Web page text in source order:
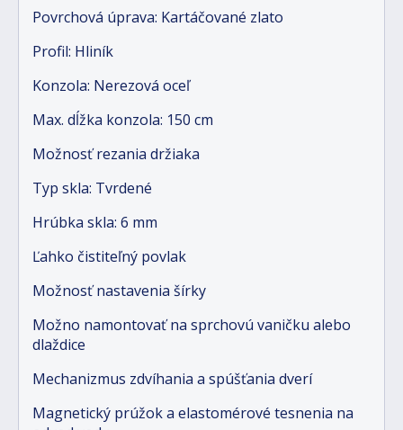
Povrchová úprava: Kartáčované zlato
Profil: Hliník
Konzola: Nerezová oceľ
Max. dĺžka konzola: 150 cm
Možnosť rezania držiaka
Typ skla: Tvrdené
Hrúbka skla: 6 mm
Ľahko čistiteľný povlak
Možnosť nastavenia šírky
Možno namontovať na sprchovú vaničku alebo
dlaždice
Mechanizmus zdvíhania a spúšťania dverí
Magnetický prúžok a elastomérové tesnenia na